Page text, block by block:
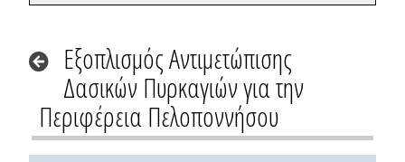
Εξοπλισμός Αντιμετώπισης
Δασικών Πυρκαγιών για την
Περιφέρεια Πελοποννήσου